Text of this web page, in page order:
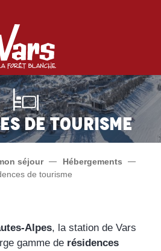
de Tourisme
séjour
Hébergements
de tourisme
Alpes, la station de Vars
gamme de résidences